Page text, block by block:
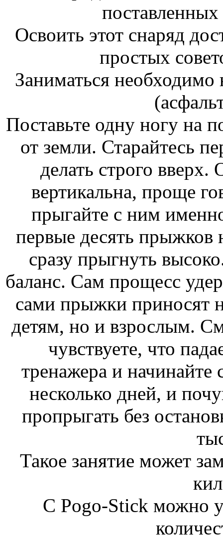
поставленных
Освоить этот снаряд
простых
Заниматься необходимо
Поставьте одну ногу на
от земли. Старайтесь
делать строго
вертикальна, проще
прыгайте с ним
первые десять прыжков
сразу прыгнуть
баланс. Сам прощесс
сами прыжки приносят
детям, но и взрослым.
чувствуете, что
тренажера и начинайте
несколько дней, и
пропрыгать без
Такое занятие может
С Pogo-Stick можно